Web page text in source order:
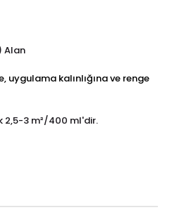
Alan
uygulama kalınlığına ve renge
2,5-3 m²/400 ml'dir.